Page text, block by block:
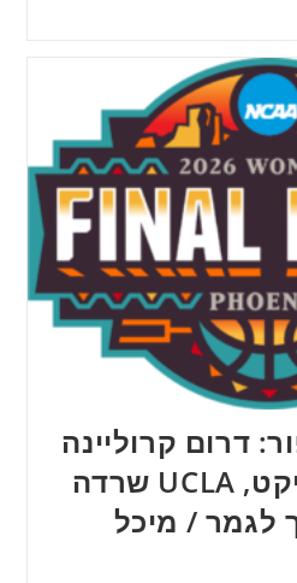
דרום קרוליינה
עצרה את קונטיקט, UCLA שרדה
/ מיכל